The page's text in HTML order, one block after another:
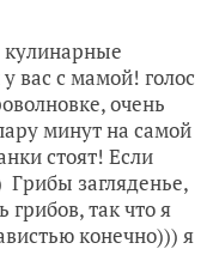
вас с мамой! голос
очень
минут на самой
стоят! Если
загляденье,
грибов, так что я
конечно))) я